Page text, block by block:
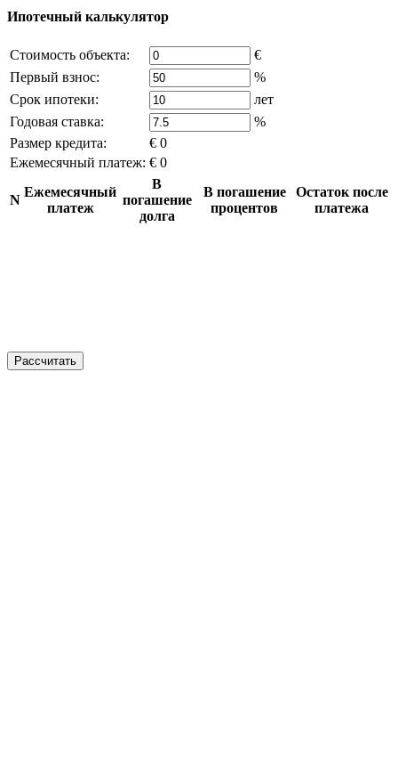
Ипотечный калькулятор
Стоимость объекта:
€
Первый взнос:
%
Срок ипотеки:
лет
Годовая ставка:
%
Размер кредита:
€ 0
Ежемесячный платеж: € 0
N
Ежемесячный
платеж
В
погашение
долга
В погашение
процентов
Остаток после
платежа
Рассчитать